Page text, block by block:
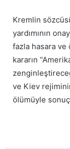
Kremlin
yardımının
fazla hasara ve
kararın
ve Kiev
ölümüyle